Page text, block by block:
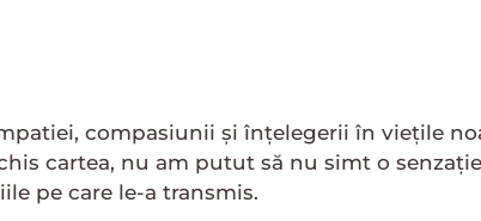
compasiunii și înțelegerii în viețile
cartea, nu am putut să nu simt o
pe care le-a transmis.